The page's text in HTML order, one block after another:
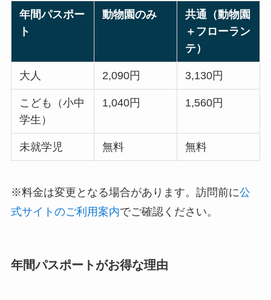
年間パスポー
ト
動物園のみ
共通（動物園
＋フローラン
テ）
大人 2,090円 3,130円
こども（小中
学生）
1,040円 1,560円
未就学児 無料 無料
※料金は変更となる場合があります。訪問前に公
式サイトのご利用案内でご確認ください。
年間パスポートがお得な理由